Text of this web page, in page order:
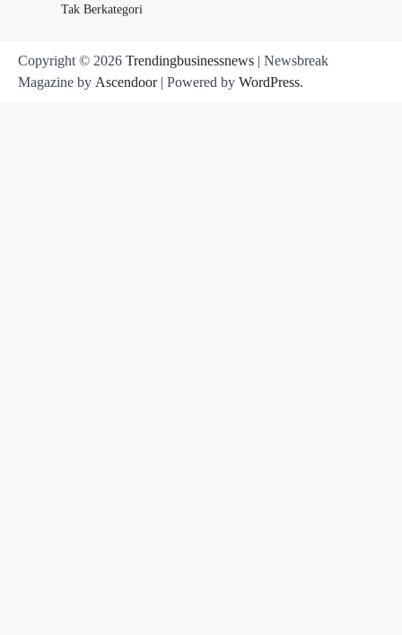
Tak Berkategori
Copyright © 2026 Trendingbusinessnews | Newsbreak
Magazine by Ascendoor| Powered by WordPress.